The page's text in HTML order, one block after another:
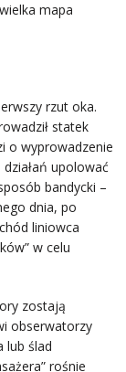
mapa
rzut oka.
statek
o wyprowadzenie
upolować
bandycki –
dnia, po
liniowca
w celu
zostają
obserwatorzy
lub ślad
rośnie